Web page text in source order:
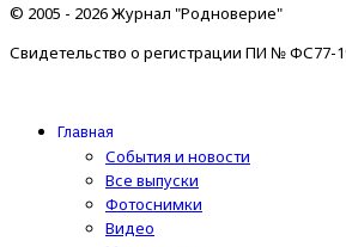
© 2005 - 2026 Журнал "Родноверие"
Свидетельство о регистрации ПИ № ФС77-
Главная
События и новости
Все выпуски
Фотоснимки
Видео